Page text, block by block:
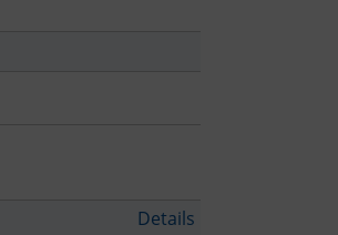
Details